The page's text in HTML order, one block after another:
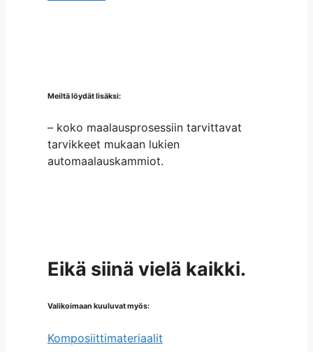
Meiltä löydät lisäksi:
– koko maalausprosessiin tarvittavat
tarvikkeet mukaan lukien
automaalauskammiot.
Eikä siinä vielä kaikki.
Valikoimaan kuuluvat myös:
Komposiittimateriaalit